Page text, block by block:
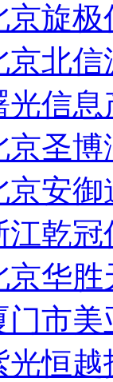
京旋极
京北信
光信
京圣博
京安御
江乾冠
京华胜
门市
光恒越